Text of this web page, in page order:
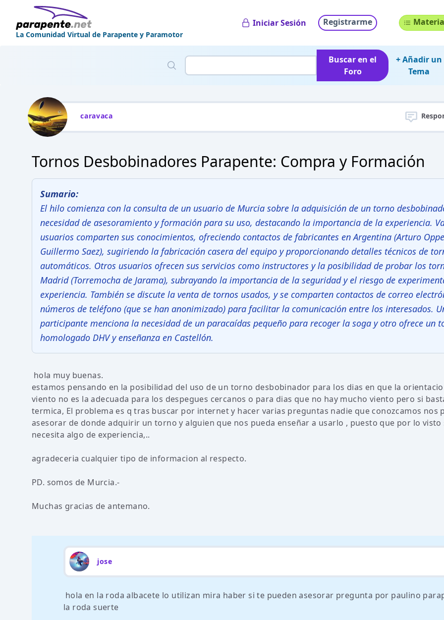
La Comunidad Virtual de Parapente y Paramotor
Iniciar Sesión Registrarme
Buscar en el
Foro
+ Añadir un
Tema
caravaca
Tornos Desbobinadores Parapente: Compra y Formación
Sumario:
El hilo comienza con la consulta de un usuario de Murcia sobre la adquisición de un torno
necesidad de asesoramiento y formación para su uso, destacando la importancia de la experiencia.
usuarios comparten sus conocimientos, ofreciendo contactos de fabricantes en Argentina (Arturo
Guillermo Saez), sugiriendo la fabricación casera del equipo y proporcionando detalles técnicos de
automáticos. Otros usuarios ofrecen sus servicios como instructores y la posibilidad de probar los
Madrid (Torremocha de Jarama), subrayando la importancia de la seguridad y el riesgo de
experiencia. También se discute la venta de tornos usados, y se comparten contactos de correo
números de teléfono (que se han anonimizado) para facilitar la comunicación entre los interesados.
participante menciona la necesidad de un paracaídas pequeño para recoger la soga y otro ofrece un
homologado DHV y enseñanza en Castellón.
hola muy buenas.
estamos pensando en la posibilidad del uso de un torno desbobinador para los dias en que la
viento no es la adecuada para los despegues cercanos o para dias que no hay mucho viento pero si
termica, El problema es q tras buscar por internet y hacer varias preguntas nadie que conozcamos nos
asesorar de donde adquirir un torno y alguien que nos pueda enseñar a usarlo , puesto que por lo visto
necesita algo de experiencia,..
agradeceria cualquier tipo de informacion al respecto.
PD. somos de Murcia.-
Muchas gracias de antemano.
jose
hola en la roda albacete lo utilizan mira haber si te pueden asesorar pregunta por paulino
la roda suerte